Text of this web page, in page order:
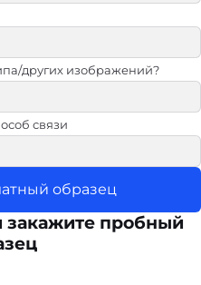
других изображений?
связи
образец
закажите пробный